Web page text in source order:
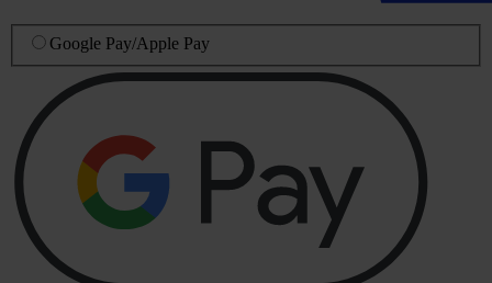
Google Pay/Apple Pay